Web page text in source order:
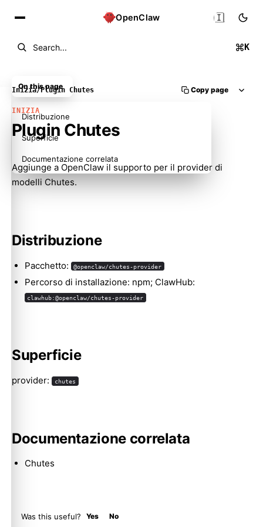
OpenClaw
Search... K
🇮🇹
Inizia/Plugin Chutes Copy page
INIZIA
Plugin Chutes
Aggiunge a OpenClaw il supporto per il provider di
modelli Chutes.
Distribuzione
Pacchetto: @openclaw/chutes-provider
Percorso di installazione: npm; ClawHub:
clawhub:@openclaw/chutes-provider
Superficie
provider: chutes
Documentazione correlata
Chutes
Was this useful? Yes No
On this page
Distribuzione
Superficie
Documentazione correlata